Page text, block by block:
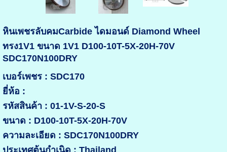
หินเพชรลับคมCarbide ไดมอนด์ Diamond Wheel
ทรง1V1 ขนาด 1V1 D100-10T-5X-20H-70V
SDC170N100DRY
เบอร์เพชร : SDC170
ยี่ห้อ :
รหัสสินค้า : 01-1V-S-20-S
ขนาด : D100-10T-5X-20H-70V
ความละเอียด : SDC170N100DRY